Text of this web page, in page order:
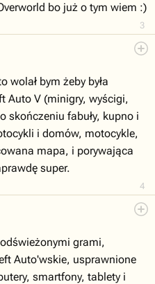
3
bo już o tym wiem :)
4
wolał bym żeby była
Auto V (minigry, wyścigi,
skończeniu fabuły, kupno i
i domów, motocykle,
mapa, i porywająca
super.
grami,
Auto'wskie, usprawnione
smartfony, tablety i